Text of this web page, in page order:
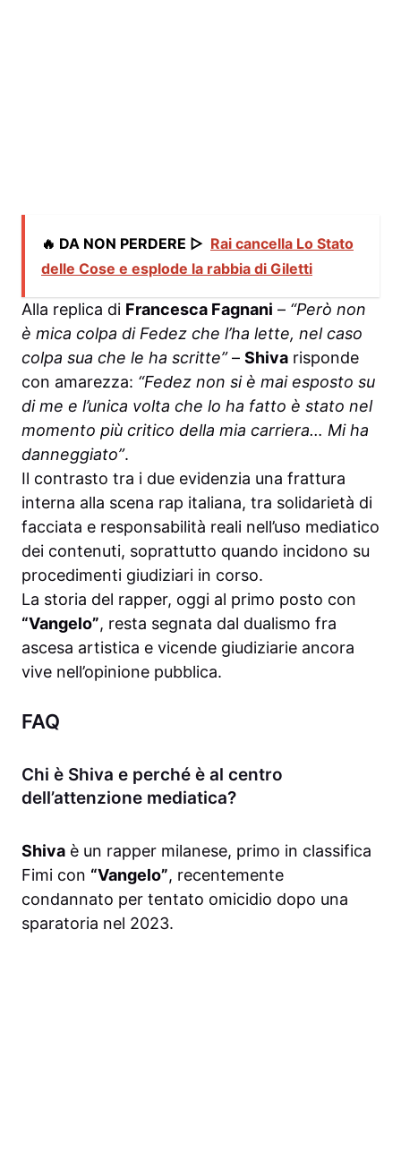
🔥 DA NON PERDERE ▷ Rai cancella Lo Stato
delle Cose e esplode la rabbia di Giletti
Alla replica di Francesca Fagnani – “Però non
è mica colpa di Fedez che l’ha lette, nel caso
colpa sua che le ha scritte”– Shiva risponde
con amarezza: “Fedez non si è mai esposto su
di me e l’unica volta che lo ha fatto è stato nel
momento più critico della mia carriera… Mi ha
danneggiato”.
Il contrasto tra i due evidenzia una frattura
interna alla scena rap italiana, tra solidarietà di
facciata e responsabilità reali nell’uso mediatico
dei contenuti, soprattutto quando incidono su
procedimenti giudiziari in corso.
La storia del rapper, oggi al primo posto con
“Vangelo”, resta segnata dal dualismo fra
ascesa artistica e vicende giudiziarie ancora
vive nell’opinione pubblica.
FAQ
Chi è Shiva e perché è al centro
dell’attenzione mediatica?
Shiva è un rapper milanese, primo in classifica
Fimi con “Vangelo”, recentemente
condannato per tentato omicidio dopo una
sparatoria nel 2023.